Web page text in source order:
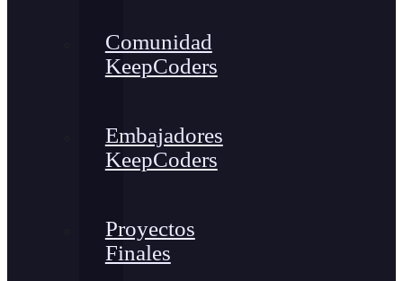
Comunidad
KeepCoders
Embajadores
KeepCoders
Proyectos
Finales